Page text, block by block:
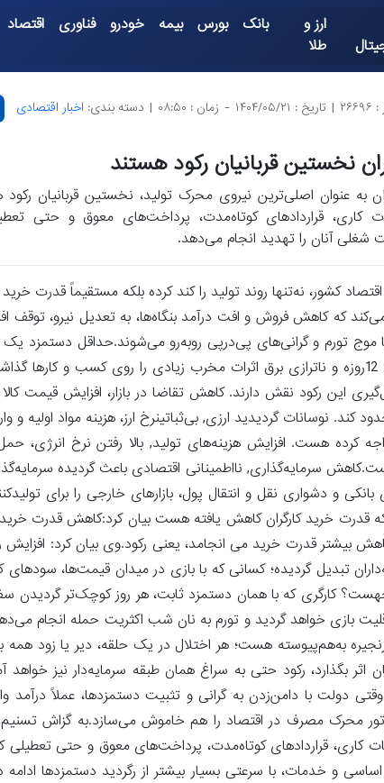
ارز و
طلا
بانک بورس بیمه خودرو فناوری اقتصاد
| تاریخ : ۱۴۰۴/۰۵/۲۱ - زمان : ۰۸:۵۰ | دسته بندی: اخبار اقتصادی
نخستین قربانیان رکود هستند
به عنوان اصلی‌ترین نیروی محرک تولید، نخستین قربانیان
کاری، قراردادهای کوتاه‌مدت، پرداخت‌های معوق و حتی
شغلی آنان را تهدید انجام می‌دهد.
کشور، نه‌تنها روند تولید را کند کرده بلکه مستقیماً قدرت خرید
که کاهش فروش و افت درآمد بنگاه‌ها، به تعدیل نیرو، توقف
با موج تورم و گرانی‌های پی‌درپی روبه‌رو می‌شوند.حداقل دستمزد
زندگی کارگران را پوشش می دهدبه بیان کرده ی مسئولان وزارت کار جنگ 12روزه و ناترازی برق اثرات مخرب زیادی را روی
این رکود نقش دارند. کاهش تقاضا در بازار، افزایش قیمت
نوسانات گردیدید ارزی, بی‌ثباتینرخ ارز، هزینه مواد اولیه و
کرده هست. افزایش هزینه‌های تولید, بالا رفتن نرخ انرژی،
سرمایه‌گذاری, نااطمینانی اقتصادی باعث گردیده
و دشواری نقل و انتقال پول، بازارهای خارجی را برای
اینکه قدرت خرید کارگران کاهش یافته هست بیان کرد:کاهش قدرت
بیشتر قدرت خرید می انجامد، یعنی رکود.وی بیان کرد: افزایش
تبدیل گردیده؛ کسانی که با بازی در میدان قیمت‌ها، سودهای
کارگری که با همان دستمزد ثابت، هر روز کوچک‌تر گردیدن
بازی خواهد گردید و تورم به نان شب اکثریت حمله انجام
به‌هم‌پیوسته هست؛ هر اختلال در یک حلقه، دیر یا زود
اثر بگذارد، رکود حتی به سراغ همان طبقه سرمایه‌دار نیز
دولت با دامن‌زدن به گرانی و تثبیت دستمزدها، عملاً درآمد
محرک مصرف در اقتصاد را هم خاموش می‌سازد.به گزاش
قراردادهای کوتاه‌مدت، پرداخت‌های معوق و حتی تعطیلی
و خدمات، با سرعتی بسیار بیشتر از رگردید دستمزدها ادامه